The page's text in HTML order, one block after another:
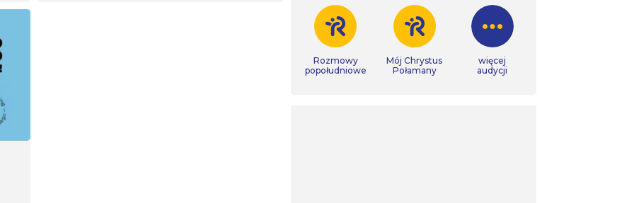
Rozmowy
popołudniowe
Mój Chrystus
Połamany
więcej
audycji